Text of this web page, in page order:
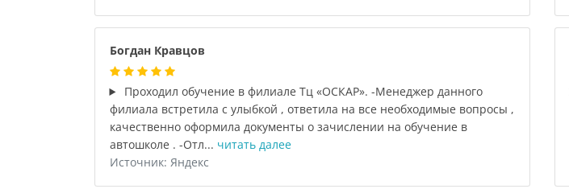
Богдан Кравцов
Проходил обучение в филиале Тц «ОСКАР». -Менеджер данного
филиала встретила с улыбкой , ответила на все необходимые вопросы ,
качественно оформила документы о зачислении на обучение в
автошколе . -Отл... читать далее
Источник: Яндекс